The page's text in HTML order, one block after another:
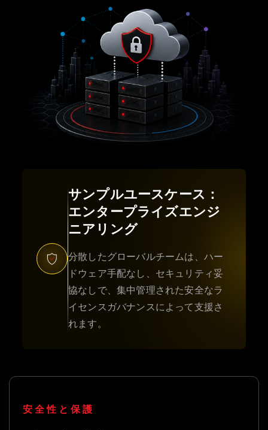
サンプルユースケース：
エンタープライズエンジ
ニアリング
分散したグローバルチームは、ハー
ドウェア手配なし、セキュリティ妥
協なしで、集中管理された安全なラ
イセンスガバナンスによって支援さ
れます。
安全性と保護